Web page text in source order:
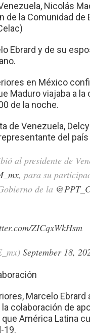
Nicolás
de la Comunidad de
Ebrard y de su
en México
Maduro viajaba a la
de la noche.
de Venezuela,
del
al presidente de
, para su
de la
ZICqxWkHsm
September 18,
Marcelo Ebrard
colaboración de
que América Latina
19.